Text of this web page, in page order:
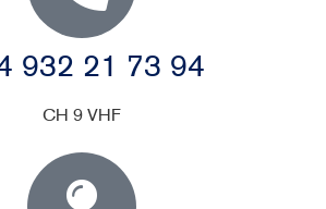
932 21 73 94
CH 9 VHF